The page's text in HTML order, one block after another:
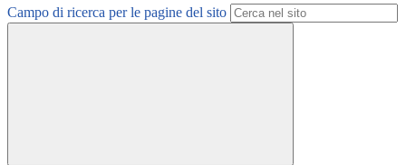
Campo di ricerca per le pagine del sito